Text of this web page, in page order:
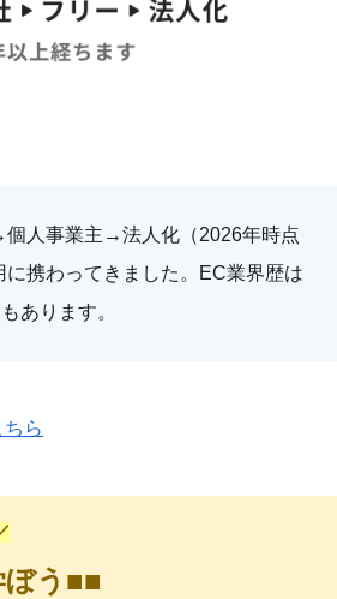
人事業主→法人化（2026年時点
携わってきました。EC業界歴は
あります。
ら
う■■